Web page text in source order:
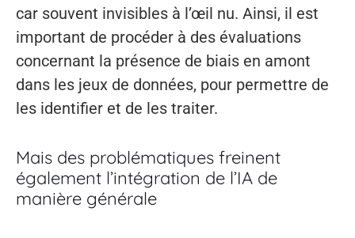
car souvent invisibles à l’œil nu. Ainsi, il est
important de procéder à des évaluations
concernant la présence de biais en amont
dans les jeux de données, pour permettre de
les identifier et de les traiter.
Mais des problématiques freinent
également l’intégration de l’IA de
manière générale